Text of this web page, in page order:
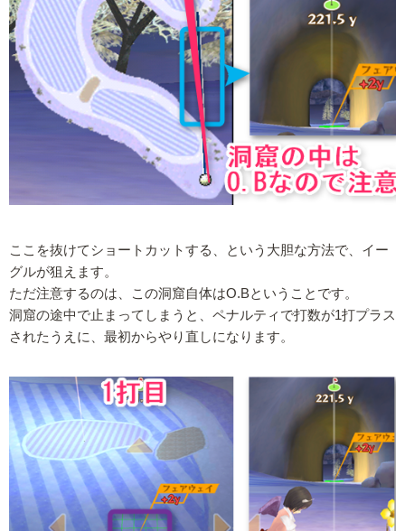
ここを抜けてショートカットする、という大胆な方法で、イー
グルが狙えます。
ただ注意するのは、この洞窟自体はO.Bということです。
洞窟の途中で止まってしまうと、ペナルティで打数が1打プラス
されたうえに、最初からやり直しになります。